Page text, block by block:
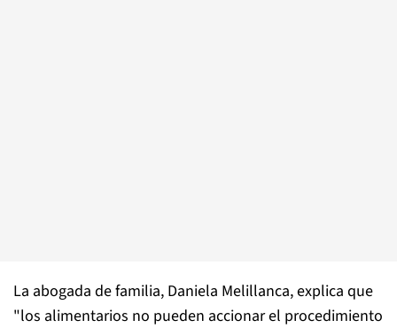
La abogada de familia, Daniela Melillanca, explica que
"los alimentarios no pueden accionar el procedimiento